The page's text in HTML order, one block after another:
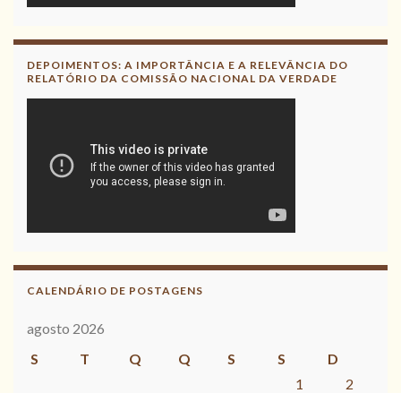
DEPOIMENTOS: A IMPORTÂNCIA E A RELEVÂNCIA DO
RELATÓRIO DA COMISSÃO NACIONAL DA VERDADE
CALENDÁRIO DE POSTAGENS
agosto 2026
S
T Q Q S S
D
1
2